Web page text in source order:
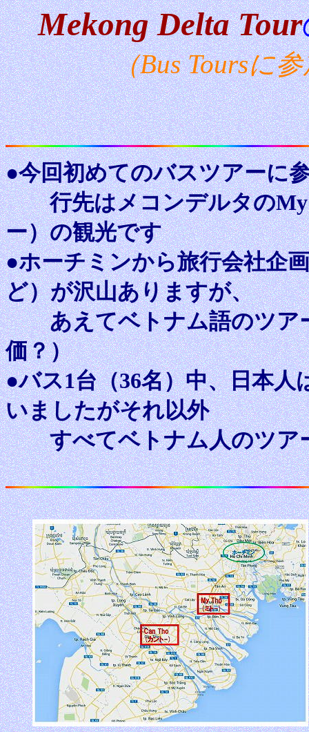
Mekong Delta Tour
（Bus Toursに参
●今回初めてのバスツアーに
行先はメコンデルタのMy
ー）の観光です
●ホーチミンから旅行会社企
ど）が沢山ありますが、
あえてベトナム語のツアー
価？）
●バス1台（36名）中、日本
いましたがそれ以外
すべてベトナム人のツア